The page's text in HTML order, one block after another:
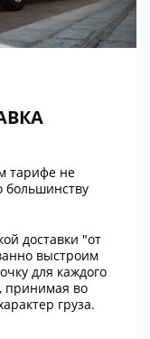
тарифе не
большинству
доставки "от
выстроим
для каждого
принимая во
груза.